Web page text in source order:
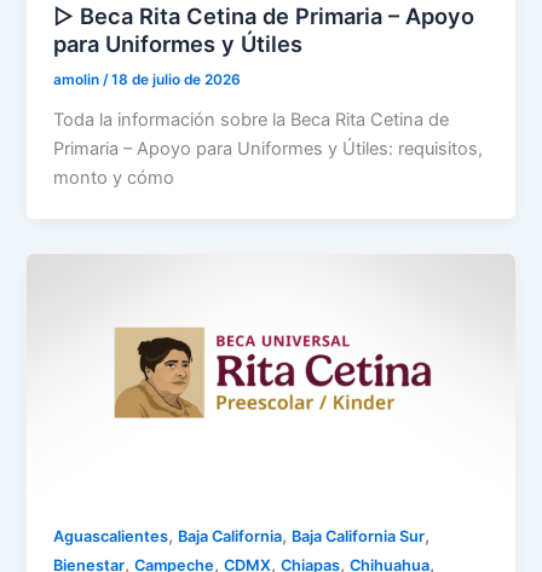
▷ Beca Rita Cetina de Primaria – Apoyo
para Uniformes y Útiles
amolin/18 de julio de 2026
Toda la información sobre la Beca Rita Cetina de
Primaria – Apoyo para Uniformes y Útiles: requisitos,
monto y cómo
Aguascalientes, Baja California, Baja California Sur,
Bienestar,Campeche,CDMX,Chiapas,Chihuahua,